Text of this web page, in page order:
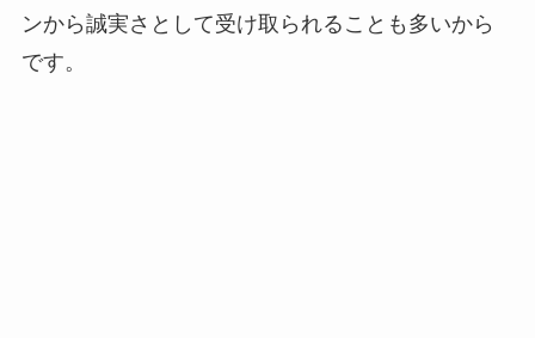
ンから誠実さとして受け取られることも多いから
です。